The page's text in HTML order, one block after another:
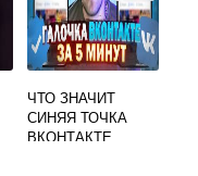
ЧТО ЗНАЧИТ
СИНЯЯ ТОЧКА
ВКОНТАКТЕ